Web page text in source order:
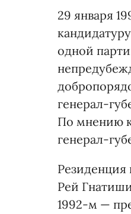
29 января
одной
генерал-
По мнению
генерал-
Резиденция
Рей
1992-м —